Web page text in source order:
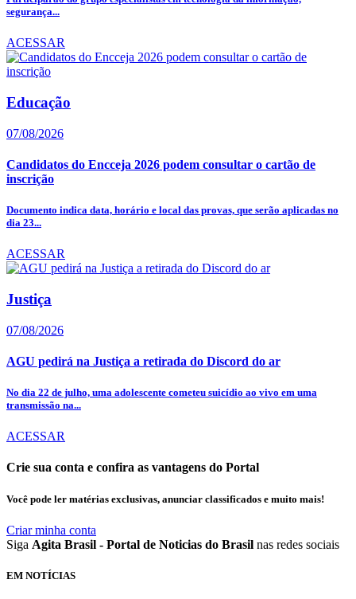
segurança...
ACESSAR
Educação
07/08/2026
Candidatos do Encceja 2026 podem consultar o cartão de
inscrição
Documento indica data, horário e local das provas, que serão aplicadas no
dia 23...
ACESSAR
Justiça
07/08/2026
AGU pedirá na Justiça a retirada do Discord do ar
No dia 22 de julho, uma adolescente cometeu suicídio ao vivo em uma
transmissão na...
ACESSAR
Crie sua conta e confira as vantagens do Portal
Você pode ler matérias exclusivas, anunciar classificados e muito mais!
Criar minha conta
Siga Agita Brasil - Portal de Noticias do Brasil nas redes sociais
EM NOTÍCIAS